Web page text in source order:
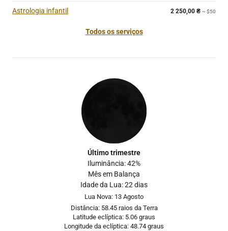
Astrologia infantil 2 250,00 ₴ ~ $50
Todos os serviços
Último trimestre
Iluminância: 42%
Mês em Balança
Idade da Lua: 22 dias
Lua Nova: 13 Agosto
Distância: 58.45 raios da Terra
Latitude eclíptica: 5.06 graus
Longitude da eclíptica: 48.74 graus